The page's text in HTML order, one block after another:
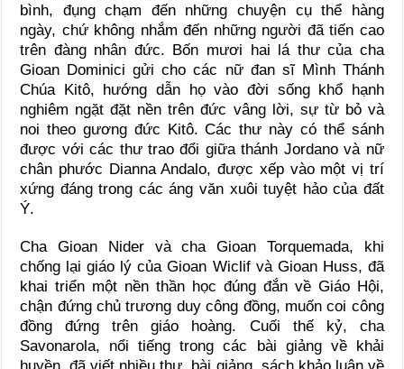
bình, đụng chạm đến những chuyện cụ thể hàng
ngày, chứ không nhắm đến những người đã tiến cao
trên đàng nhân đức. Bốn mươi hai lá thư của cha
Gioan Dominici gửi cho các nữ đan sĩ Mình Thánh
Chúa Kitô, hướng dẫn họ vào đời sống khổ hạnh
nghiêm ngặt đặt nền trên đức vâng lời, sự từ bỏ và
noi theo gương đức Kitô. Các thư này có thể sánh
được với các thư trao đổi giữa thánh Jordano và nữ
chân phước Dianna Andalo, được xếp vào một vị trí
xứng đáng trong các áng văn xuôi tuyệt hảo của đất
Ý.
Cha Gioan Nider và cha Gioan Torquemada, khi
chống lại giáo lý của Gioan Wiclif và Gioan Huss, đã
khai triển một nền thần học đúng đắn về Giáo Hội,
chận đứng chủ trương duy công đồng, muốn coi công
đồng đứng trên giáo hoàng. Cuối thế kỷ, cha
Savonarola, nổi tiếng trong các bài giảng về khải
huyền, đã viết nhiều thư, bài giảng, sách khảo luận về